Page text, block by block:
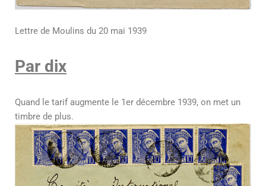
Lettre de Moulins du 20 mai 1939
Par dix
Quand le tarif augmente le 1er décembre 1939, on met un
timbre de plus.